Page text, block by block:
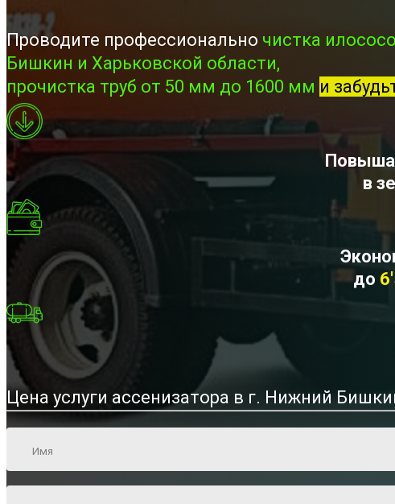
Проводите профессионально чистка
Бишкин и Харьковской области,
прочистка труб от 50 мм до 1600 мм и
в
до
Цена услуги ассенизатора в г. Нижний